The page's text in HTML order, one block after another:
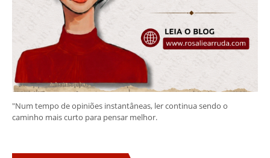
"Num tempo de opiniões instantâneas, ler continua sendo o
caminho mais curto para pensar melhor.